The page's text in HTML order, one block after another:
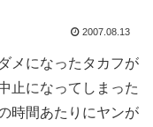
2007.08.13
メになったタカフが
止になってしまった
時間あたりにヤンが